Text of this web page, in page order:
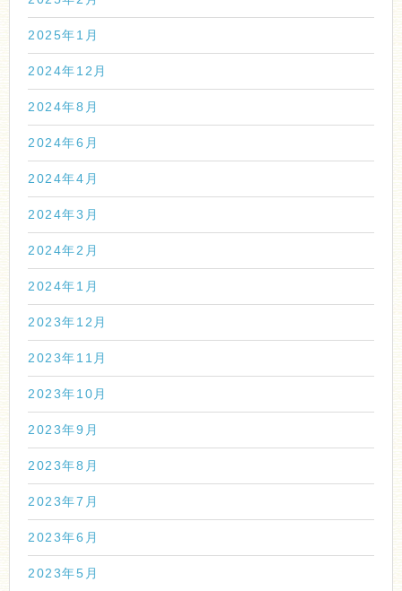
2025年1月
2024年12月
2024年8月
2024年6月
2024年4月
2024年3月
2024年2月
2024年1月
2023年12月
2023年11月
2023年10月
2023年9月
2023年8月
2023年7月
2023年6月
2023年5月